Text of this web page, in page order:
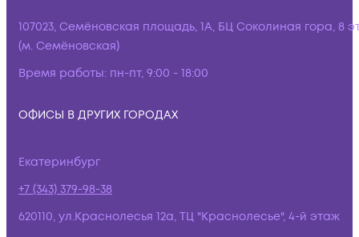
107023, Семёновская площадь, 1А, БЦ Соколиная гора, 8
(м. Семёновская)
Время работы: пн-пт, 9:00 - 18:00
ОФИСЫ В ДРУГИХ ГОРОДАХ
Екатеринбург
+7 (343) 379-98-38
620110, ул.Краснолесья 12а, ТЦ "Краснолесье", 4-й этаж